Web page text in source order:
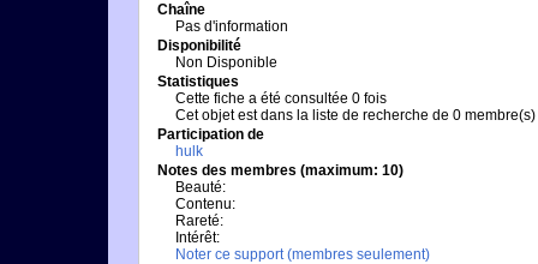
Chaîne
Pas d'information
Disponibilité
Non Disponible
Statistiques
Cette fiche a été consultée 0 fois
Cet objet est dans la liste de recherche de 0 membre(s)
Participation de
hulk
Notes des membres (maximum: 10)
Beauté:
Contenu:
Rareté:
Intérêt:
Noter ce support (membres seulement)